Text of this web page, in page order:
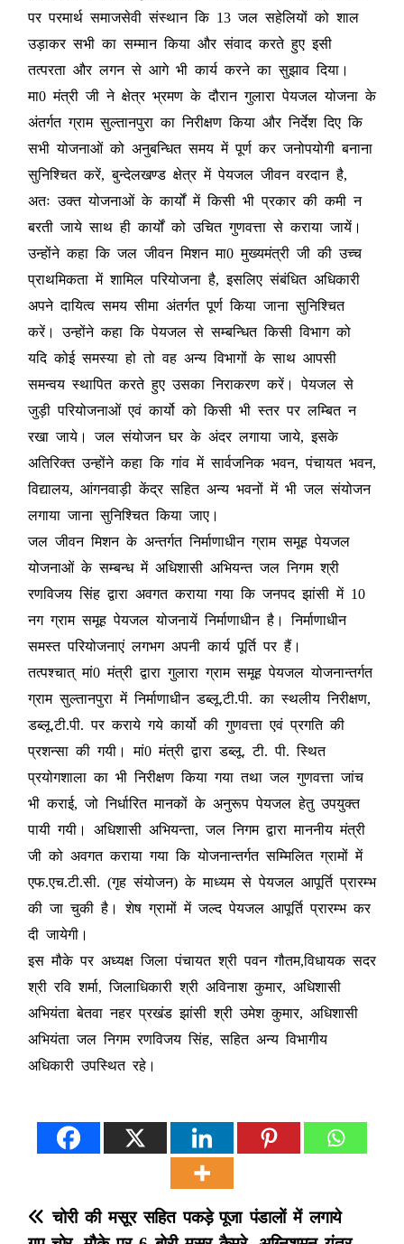
पर परमार्थ समाजसेवी संस्थान कि 13 जल सहेलियों को शाल
उड़ाकर सभी का सम्मान किया और संवाद करते हुए इसी
तत्परता और लगन से आगे भी कार्य करने का सुझाव दिया।
मा0 मंत्री जी ने क्षेत्र भ्रमण के दौरान गुलारा पेयजल योजना के
अंतर्गत ग्राम सुल्तानपुरा का निरीक्षण किया और निर्देश दिए कि
सभी योजनाओं को अनुबन्धित समय में पूर्ण कर जनोपयोगी बनाना
सुनिश्चित करें, बुन्देलखण्ड क्षेत्र में पेयजल जीवन वरदान है,
अतः उक्त योजनाओं के कार्यों में किसी भी प्रकार की कमी न
बरती जाये साथ ही कार्यों को उचित गुणवत्ता से कराया जायें।
उन्होंने कहा कि जल जीवन मिशन मा0 मुख्यमंत्री जी की उच्च
प्राथमिकता में शामिल परियोजना है, इसलिए संबंधित अधिकारी
अपने दायित्व समय सीमा अंतर्गत पूर्ण किया जाना सुनिश्चित
करें। उन्होंने कहा कि पेयजल से सम्बन्धित किसी विभाग को
यदि कोई समस्या हो तो वह अन्य विभागों के साथ आपसी
समन्वय स्थापित करते हुए उसका निराकरण करें। पेयजल से
जुड़ी परियोजनाओं एवं कार्यो को किसी भी स्तर पर लम्बित न
रखा जाये। जल संयोजन घर के अंदर लगाया जाये, इसके
अतिरिक्त उन्होंने कहा कि गांव में सार्वजनिक भवन, पंचायत भवन,
विद्यालय, आंगनवाड़ी केंद्र सहित अन्य भवनों में भी जल संयोजन
लगाया जाना सुनिश्चित किया जाए।
जल जीवन मिशन के अन्तर्गत निर्माणाधीन ग्राम समूह पेयजल
योजनाओं के सम्बन्ध में अधिशासी अभियन्त जल निगम श्री
रणविजय सिंह द्वारा अवगत कराया गया कि जनपद झांसी में 10
नग ग्राम समूह पेयजल योजनायें निर्माणाधीन है। निर्माणाधीन
समस्त परियोजनाएं लगभग अपनी कार्य पूर्ति पर हैं।
तत्पश्चात् मां0 मंत्री द्वारा गुलारा ग्राम समूह पेयजल योजनान्तर्गत
ग्राम सुल्तानपुरा में निर्माणाधीन डब्लू.टी.पी. का स्थलीय निरीक्षण,
डब्लू.टी.पी. पर कराये गये कार्यो की गुणवत्ता एवं प्रगति की
प्रशन्सा की गयी। मां0 मंत्री द्वारा डब्लू. टी. पी. स्थित
प्रयोगशाला का भी निरीक्षण किया गया तथा जल गुणवत्ता जांच
भी कराई, जो निर्धारित मानकों के अनुरूप पेयजल हेतु उपयुक्त
पायी गयी। अधिशासी अभियन्ता, जल निगम द्वारा माननीय मंत्री
जी को अवगत कराया गया कि योजनान्तर्गत सम्मिलित ग्रामों में
एफ.एच.टी.सी. (गृह संयोजन) के माध्यम से पेयजल आपूर्ति प्रारम्भ
की जा चुकी है। शेष ग्रामों में जल्द पेयजल आपूर्ति प्रारम्भ कर
दी जायेगी।
इस मौके पर अध्यक्ष जिला पंचायत श्री पवन गौतम,विधायक सदर
श्री रवि शर्मा, जिलाधिकारी श्री अविनाश कुमार, अधिशासी
अभियंता बेतवा नहर प्रखंड झांसी श्री उमेश कुमार, अधिशासी
अभियंता जल निगम रणविजय सिंह, सहित अन्य विभागीय
अधिकारी उपस्थित रहे।
P
पूजा पंडालों में लगाये
चोरी की मसूर सहित पकड़े